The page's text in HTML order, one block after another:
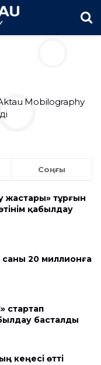
Mobilography
Соңғы
жастары» тұрғын
қабылдау
20 миллионға
стартап
басталды
кеңесі өтті